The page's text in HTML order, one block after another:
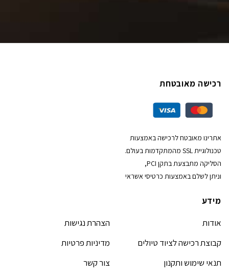
רכישה מאובטחת
אתרינו מאובטח לרכישה באמצעות
טכנולוגיית SSL מהמתקדמות בעולם.
הסליקה מתבצעת בתקן PCI,
וניתן לשלם באמצעות כרטיסי אשראי
מידע
אודות
קבוצת רכישה לציוד טיולים
תנאי שימוש ותקנון
הצהרת נגישות
מדיניות פרטיות
צור קשר